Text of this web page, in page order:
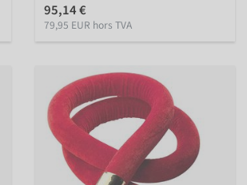
95,14 €
79,95 EUR hors TVA